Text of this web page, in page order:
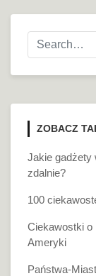
ZOBACZ
Jakie gadżety
zdalnie?
100
Ciekawostki o
Ameryki
Państwa-